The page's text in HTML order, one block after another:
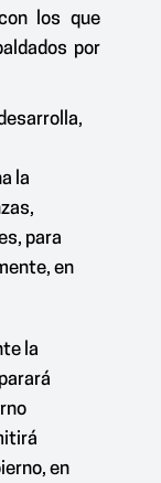
los que
por
la
para
en
la
en